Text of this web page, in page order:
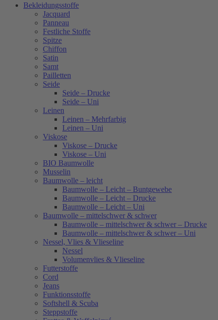
Bekleidungsstoffe
Jacquard
Panneau
Festliche Stoffe
Spitze
Chiffon
Satin
Samt
Pailletten
Seide
Seide – Drucke
Seide – Uni
Leinen
Leinen – Mehrfarbig
Leinen – Uni
Viskose
Viskose – Drucke
Viskose – Uni
BIO Baumwolle
Musselin
Baumwolle – leicht
Baumwolle – Leicht – Buntgewebe
Baumwolle – Leicht – Drucke
Baumwolle – Leicht – Uni
Baumwolle – mittelschwer & schwer
Baumwolle – mittelschwer & schwer – Drucke
Baumwolle – mittelschwer & schwer – Uni
Nessel, Vlies & Vlieseline
Nessel
Volumenvlies & Vlieseline
Futterstoffe
Cord
Jeans
Funktionsstoffe
Softshell & Scuba
Steppstoffe